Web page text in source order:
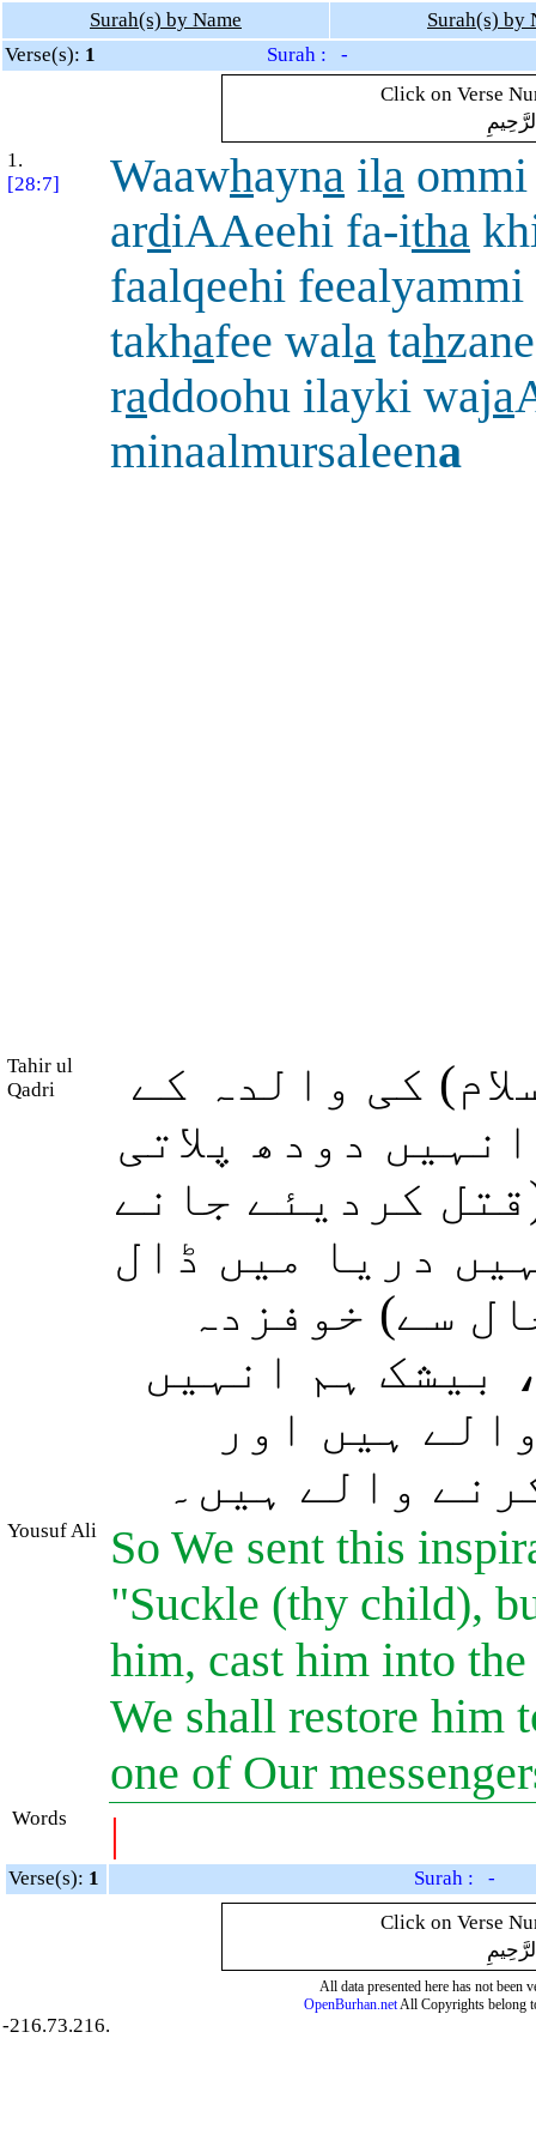
Surah(s) by Name
Surah(s) by
Verse(s): 1
Surah : -
Click on Verse
1.
[28:7]
Waawhayna ila
ardiAAeehi fa-itha
faalqeehi
takhafee wala tah
raddoohu ilayki waja
minaalmursaleena
Tahir ul
Qadri
کی والدہ کے
دودھ پلاتی
کردیئے جانے
دریا میں ڈال
سے) خوفزدہ
بیشک ہم انہیں
ہیں اور
والے ہیں۔
Yousuf Ali
So We sent this
"Suckle (thy child),
him, cast him into
We shall restore him
one of Our
Words |
Verse(s): 1
Surah : -
Click on Verse
All data presented here has not been
OpenBurhan.netAll Copyrights belong
-216.73.216.